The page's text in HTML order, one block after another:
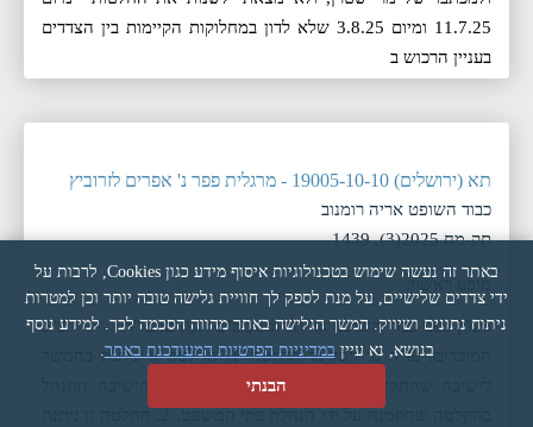
11.7.25 ומיום 3.8.25 שלא לדון במחלוקות הקיימות בין הצדדים
בעניין הרכוש ב
תא (ירושלים) 19005-10-10 - מרגלית פפר נ' אפרים לזרוביץ
כבוד השופט אריה רומנוב
תק-מח 2025(3), 1439
מופע ראשון:
025] בפני כבוד השופט אריה רומנוב ב"כ הקונים: עו"ד עוז כהןב"כ
המוכרים: עו"ד גד ויסקינד החלטה 1. החלטה זו ניתנת בהמשך
בהקלטה שהוזמנה על ידי הנהלת בתי המשפט. 2. החלטה זו ניתנת
באתר זה נעשה שימוש בטכנולוגיות איסוף מידע כגון Cookies, לרבות על
ידי צדדים שלישיים, על מנת לספק לך חוויית גלישה טובה יותר וכן למטרות
ניתוח נתונים ושיווק. המשך הגלישה באתר מהווה הסכמה לכך. למידע נוסף
בנושא, נא עיין במדיניות הפרטיות המעודכנת באתר.
הבנתי